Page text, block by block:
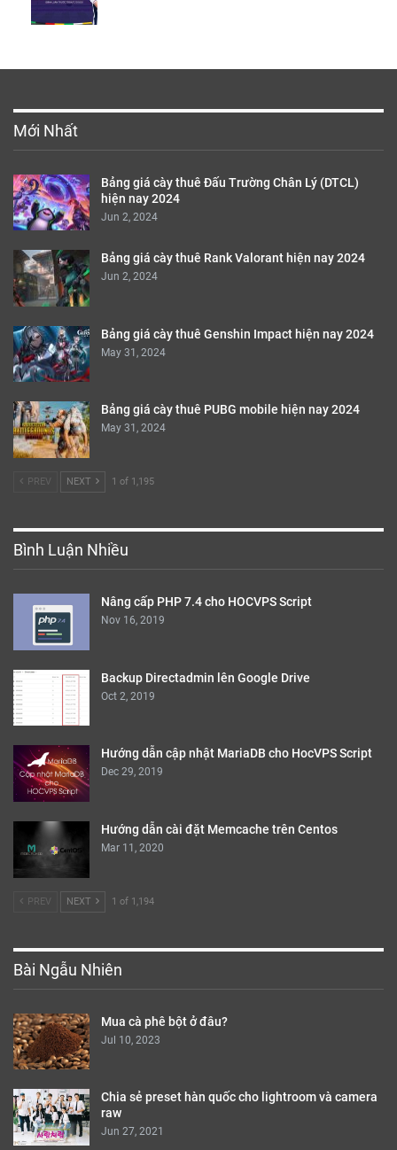
Mới Nhất
Bảng giá cày thuê Đấu Trường Chân Lý (DTCL)
hiện nay 2024
Jun 2, 2024
Bảng giá cày thuê Rank Valorant hiện nay 2024
Jun 2, 2024
Bảng giá cày thuê Genshin Impact hiện nay 2024
May 31, 2024
Bảng giá cày thuê PUBG mobile hiện nay 2024
May 31, 2024
PREV NEXT 1 of 1,195
Bình Luận Nhiều
Nâng cấp PHP 7.4 cho HOCVPS Script
Nov 16, 2019
Backup Directadmin lên Google Drive
Oct 2, 2019
Hướng dẫn cập nhật MariaDB cho HocVPS Script
Dec 29, 2019
Hướng dẫn cài đặt Memcache trên Centos
Mar 11, 2020
PREV NEXT 1 of 1,194
Bài Ngẫu Nhiên
Mua cà phê bột ở đâu?
Jul 10, 2023
Chia sẻ preset hàn quốc cho lightroom và camera
raw
Jun 27, 2021